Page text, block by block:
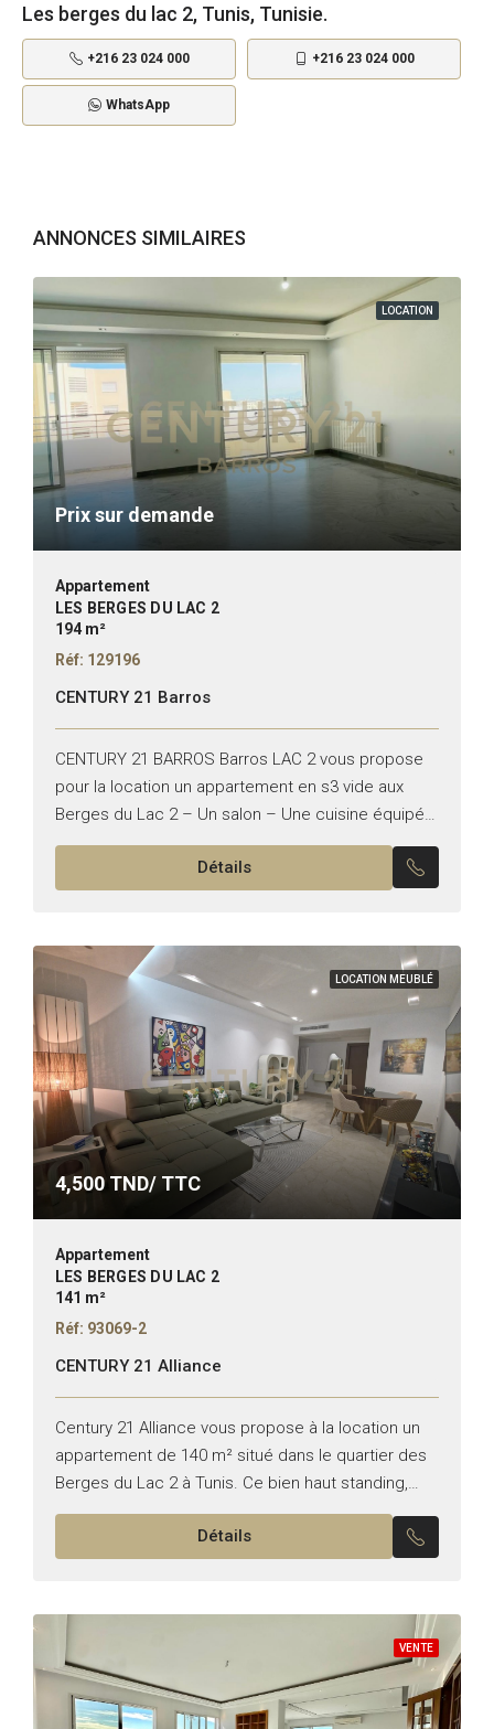
Les berges du lac 2, Tunis, Tunisie.
+216 23 024 000 +216 23 024 000
WhatsApp
ANNONCES SIMILAIRES
LOCATION
Prix sur demande
Appartement
LES BERGES DU LAC 2
194 m²
Réf: 129196
CENTURY 21 Barros
CENTURY 21 BARROS Barros LAC 2 vous propose
pour la location un appartement en s3 vide aux
Berges du Lac 2 – Un salon – Une cuisine équipée
– Une suite parentale...
Détails
LOCATION MEUBLÉ
4,500TND/ TTC
Appartement
LES BERGES DU LAC 2
141 m²
Réf: 93069-2
CENTURY 21 Alliance
Century 21 Alliance vous propose à la location un
appartement de 140 m² situé dans le quartier des
Berges du Lac 2 à Tunis. Ce bien haut standing,
meublé avec soin, se...
Détails
VENTE